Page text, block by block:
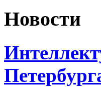
Новости